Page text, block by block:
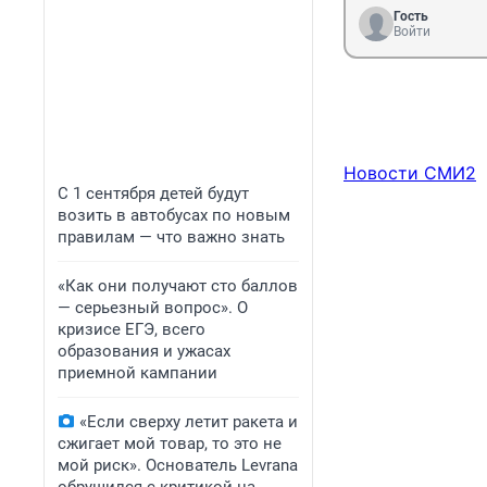
С 1 сентября детей будут
возить в автобусах по новым
правилам — что важно знать
«Как они получают сто баллов
— серьезный вопрос». О
кризисе ЕГЭ, всего
образования и ужасах
приемной кампании
«Если сверху летит ракета и
сжигает мой товар, то это не
мой риск». Основатель Levrana
Гость
Войти
Новости СМИ2